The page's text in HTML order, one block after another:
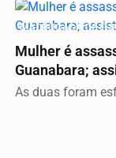
MADRUGADA DE
Mulher é
Guanabara;
As duas foram